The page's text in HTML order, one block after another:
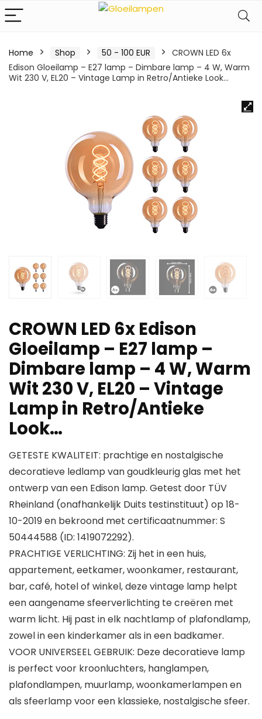
Home Shop 50 - 100 EUR
CROWN LED 6x
Edison Gloeilamp – E27 lamp – Dimbare lamp – 4 W, Warm
Wit 230 V, EL20 – Vintage Lamp in Retro/Antieke Look…
CROWN LED 6x Edison
Gloeilamp – E27 lamp –
Dimbare lamp – 4 W, Warm
Wit 230 V, EL20 – Vintage
Lamp in Retro/Antieke
Look…
GETESTE KWALITEIT: prachtige en nostalgische
decoratieve ledlamp van goudkleurig glas met het
ontwerp van een Edison lamp. Getest door TÜV
Rheinland (onafhankelijk Duits testinstituut) op 18-
10-2019 en bekroond met certificaatnummer: S
50444588 (ID: 1419072292).
PRACHTIGE VERLICHTING: Zij het in een huis,
appartement, eetkamer, woonkamer, restaurant,
bar, café, hotel of winkel, deze vintage lamp helpt
een aangename sfeerverlichting te creëren met
warm licht. Hij past in elk nachtlamp of plafondlamp,
zowel in een kinderkamer als in een badkamer.
VOOR UNIVERSEEL GEBRUIK: Deze decoratieve lamp
is perfect voor kroonluchters, hanglampen,
plafondlampen, muurlamp, woonkamerlampen en
als sfeerlamp voor een klassieke, nostalgische sfeer.